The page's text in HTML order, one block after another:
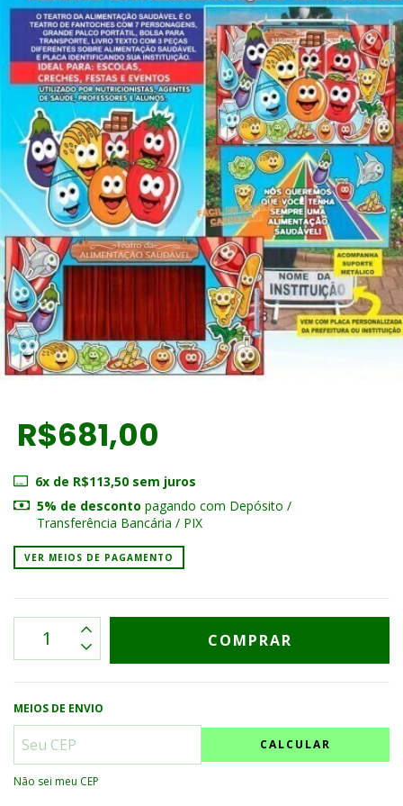
R$681,00
6x de R$113,50sem juros
5% de desconto pagando com Depósito /
Transferência Bancária / PIX
VER MEIOS DE PAGAMENTO
MEIOS DE ENVIO
CALCULAR
Não sei meu CEP